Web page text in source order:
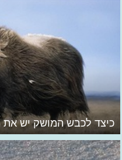
כיצד לכבש המושק יש